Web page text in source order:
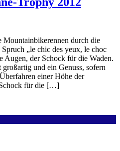
Mountainbikerennen durch die
„le chic des yeux, le choc
Augen, der Schock für die Waden.
und ein Genuss, sofern
einer Höhe der
für die […]